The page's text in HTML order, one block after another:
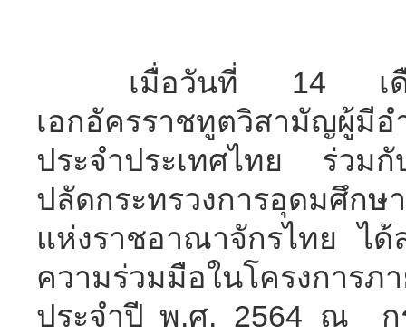
เมื่อวันที่ 14 เ
เอกอัครราชทูตวิสามัญผู้มีอ
ประจำประเทศไทย ร่วมกั
ปลัดกระทรวงการอุดมศึก
แห่งราชอาณาจักรไทย ได้
ความร่วมมือในโครงการภ
ประจำปี พ.ศ. 2564 ณ กรุ